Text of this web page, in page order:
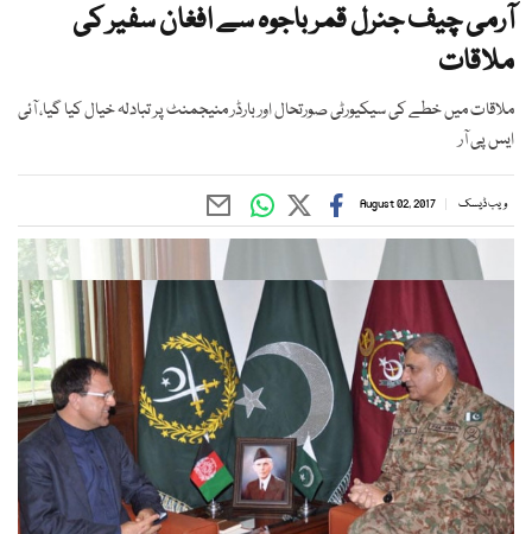
آرمی چیف جنرل قمر باجوہ سے افغان سفیر کی
ملاقات
ملاقات میں خطے کی سیکیورٹی صورتحال اور بارڈر منیجمنٹ پر تبادلہ خیال کیا گیا، آئی
ایس پی آر
ویب ڈیسک August 02, 2017